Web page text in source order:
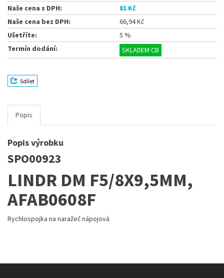
Naše cena s DPH:
81 Kč
Naše cena bez DPH:
66,94 Kč
Ušetříte:
5 %
Termín dodání:
SKLADEM CB
Sdílet
Popis
Popis výrobku
SPO00923
LINDR DM F5/8X9,5MM,
AFAB0608F
Rychlospojka na naražeč nápojová